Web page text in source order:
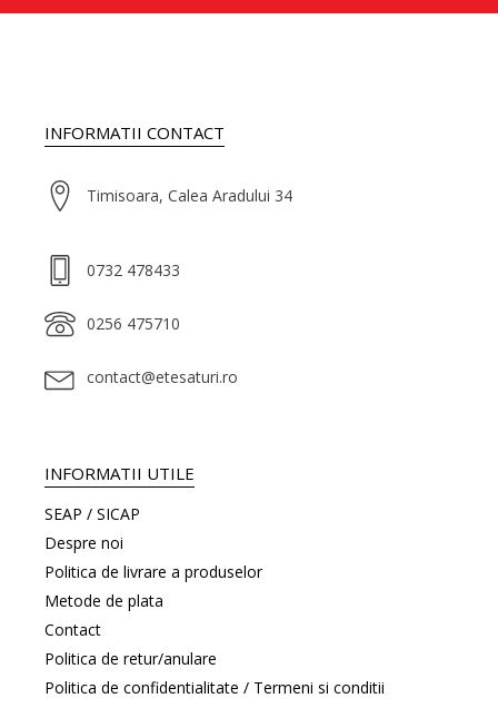
INFORMATII CONTACT
Timisoara, Calea Aradului 34
0732 478433
0256 475710
contact@etesaturi.ro
INFORMATII UTILE
SEAP / SICAP
Despre noi
Politica de livrare a produselor
Metode de plata
Contact
Politica de retur/anulare
Politica de confidentialitate / Termeni si conditii